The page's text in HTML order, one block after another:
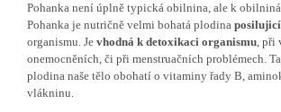
Pohanka není úplně typická obilnina, ale k
Pohanka je nutričně velmi bohatá plodina
organismu. Je vhodná k detoxikaci organismu, při
onemocněních, či při menstruačních problémech.
plodina naše tělo obohatí o vitaminy řady B,
vlákninu.